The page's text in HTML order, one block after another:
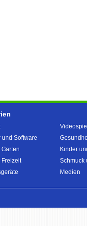
und Software
Garten
Freizeit
Kinder
Schmuck
Medien